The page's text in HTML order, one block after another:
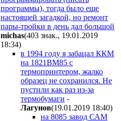
программы), тогда было еще
настоящей загадкой, но ремонт
пары-тройки в день дал большой
michas(403 знак., 19.01.2019
18:34)
в 1994 году я забацал ККМ
на 1821ВМ85 с
термопринтером, жалко
образец не сохранился. Не
пустили как раз из-за
термобумаги -
Лагунов(19.01.2019 18:40)
на 8085 завод САМ